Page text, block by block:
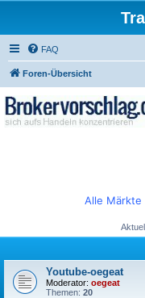
FAQ
Foren-Übersicht
Alle Märkte
Youtube-oegeat
Moderator: oegeat
Themen: 20